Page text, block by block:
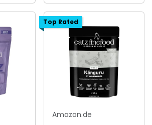
Top Rated
Amazon.de